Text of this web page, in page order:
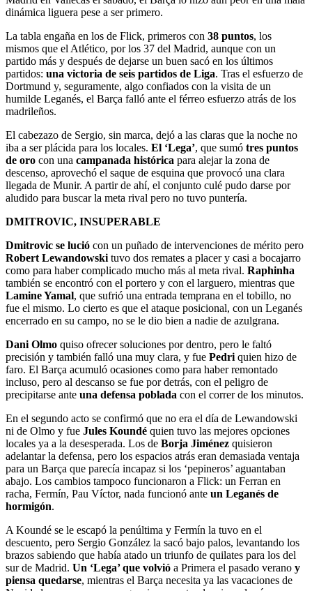
dinámica liguera pese a ser primero.
La tabla engaña en los de Flick, primeros con 38 puntos, los
mismos que el Atlético, por los 37 del Madrid, aunque con un
partido más y después de dejarse un buen sacó en los últimos
partidos: una victoria de seis partidos de Liga. Tras el esfuerzo de
Dortmund y, seguramente, algo confiados con la visita de un
humilde Leganés, el Barça falló ante el férreo esfuerzo atrás de los
madrileños.
El cabezazo de Sergio, sin marca, dejó a las claras que la noche no
iba a ser plácida para los locales. El ‘Lega’, que sumó tres puntos
de oro con una campanada histórica para alejar la zona de
descenso, aprovechó el saque de esquina que provocó una clara
llegada de Munir. A partir de ahí, el conjunto culé pudo darse por
aludido para buscar la meta rival pero no tuvo puntería.
DMITROVIC, INSUPERABLE
Dmitrovic se lució con un puñado de intervenciones de mérito pero
Robert Lewandowski tuvo dos remates a placer y casi a bocajarro
como para haber complicado mucho más al meta rival. Raphinha
también se encontró con el portero y con el larguero, mientras que
Lamine Yamal, que sufrió una entrada temprana en el tobillo, no
fue el mismo. Lo cierto es que el ataque posicional, con un Leganés
encerrado en su campo, no se le dio bien a nadie de azulgrana.
Dani Olmo quiso ofrecer soluciones por dentro, pero le faltó
precisión y también falló una muy clara, y fue Pedri quien hizo de
faro. El Barça acumuló ocasiones como para haber remontado
incluso, pero al descanso se fue por detrás, con el peligro de
precipitarse ante una defensa poblada con el correr de los minutos.
En el segundo acto se confirmó que no era el día de Lewandowski
ni de Olmo y fue Jules Koundé quien tuvo las mejores opciones
locales ya a la desesperada. Los de Borja Jiménez quisieron
adelantar la defensa, pero los espacios atrás eran demasiada ventaja
para un Barça que parecía incapaz si los ‘pepineros’ aguantaban
abajo. Los cambios tampoco funcionaron a Flick: un Ferran en
racha, Fermín, Pau Víctor, nada funcionó ante un Leganés de
hormigón.
A Koundé se le escapó la penúltima y Fermín la tuvo en el
descuento, pero Sergio González la sacó bajo palos, levantando los
brazos sabiendo que había atado un triunfo de quilates para los del
sur de Madrid. Un ‘Lega’ que volvió a Primera el pasado verano y
piensa quedarse, mientras el Barça necesita ya las vacaciones de